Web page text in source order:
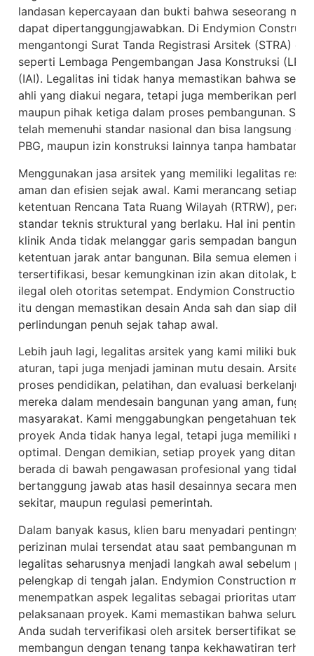
landasan kepercayaan dan bukti bahwa seseorang
dapat dipertanggungjawabkan. Di Endymion
mengantongi Surat Tanda Registrasi Arsitek (STRA)
seperti Lembaga Pengembangan Jasa Konstruksi
(IAI). Legalitas ini tidak hanya memastikan bahwa
ahli yang diakui negara, tetapi juga memberikan
maupun pihak ketiga dalam proses pembangunan.
telah memenuhi standar nasional dan bisa langsung
PBG, maupun izin konstruksi lainnya tanpa hambatan.
Menggunakan jasa arsitek yang memiliki legalitas
aman dan efisien sejak awal. Kami merancang setiap
ketentuan Rencana Tata Ruang Wilayah (RTRW),
standar teknis struktural yang berlaku. Hal ini penting
klinik Anda tidak melanggar garis sempadan
ketentuan jarak antar bangunan. Bila semua elemen
tersertifikasi, besar kemungkinan izin akan ditolak,
ilegal oleh otoritas setempat. Endymion Construction
itu dengan memastikan desain Anda sah dan siap
perlindungan penuh sejak tahap awal.
Lebih jauh lagi, legalitas arsitek yang kami miliki
aturan, tapi juga menjadi jaminan mutu desain.
proses pendidikan, pelatihan, dan evaluasi
mereka dalam mendesain bangunan yang aman,
masyarakat. Kami menggabungkan pengetahuan
proyek Anda tidak hanya legal, tetapi juga memiliki
optimal. Dengan demikian, setiap proyek yang
berada di bawah pengawasan profesional yang tidak
bertanggung jawab atas hasil desainnya secara
sekitar, maupun regulasi pemerintah.
Dalam banyak kasus, klien baru menyadari
perizinan mulai tersendat atau saat pembangunan
legalitas seharusnya menjadi langkah awal sebelum
pelengkap di tengah jalan. Endymion Construction
menempatkan aspek legalitas sebagai prioritas utama
pelaksanaan proyek. Kami memastikan bahwa seluruh
Anda sudah terverifikasi oleh arsitek bersertifikat
membangun dengan tenang tanpa kekhawatiran